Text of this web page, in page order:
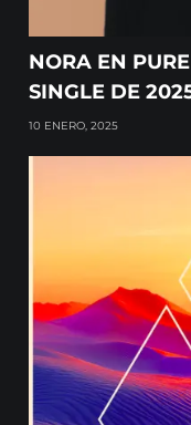
NORA EN
SINGLE DE
10 ENERO, 2025